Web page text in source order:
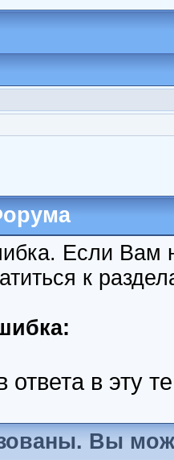
Если Вам
к
ответа в эту
Вы